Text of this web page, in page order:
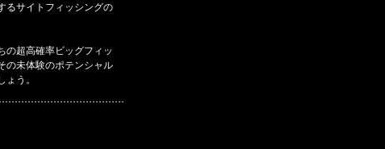
るサイトフィッシングの
の超高確率ビッグフィッ
の未体験のポテンシャル
う。